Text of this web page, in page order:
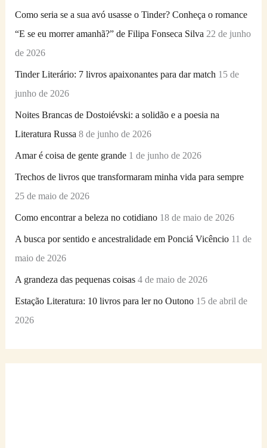
o
r
:
Como seria se a sua avó usasse o Tinder? Conheça o romance
“E se eu morrer amanhã?” de Filipa Fonseca Silva 22 de junho
de 2026
Tinder Literário: 7 livros apaixonantes para dar match 15 de
junho de 2026
Noites Brancas de Dostoiévski: a solidão e a poesia na
Literatura Russa 8 de junho de 2026
Amar é coisa de gente grande 1 de junho de 2026
Trechos de livros que transformaram minha vida para sempre
25 de maio de 2026
Como encontrar a beleza no cotidiano 18 de maio de 2026
A busca por sentido e ancestralidade em Ponciá Vicêncio 11 de
maio de 2026
A grandeza das pequenas coisas 4 de maio de 2026
Estação Literatura: 10 livros para ler no Outono 15 de abril de
2026